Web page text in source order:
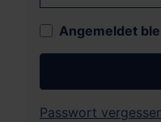
Angemeldet
Passwort